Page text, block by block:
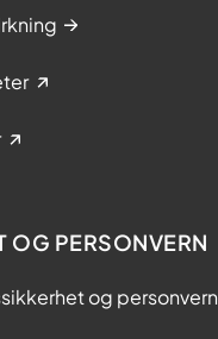
OG PERSONVERN
og personvern